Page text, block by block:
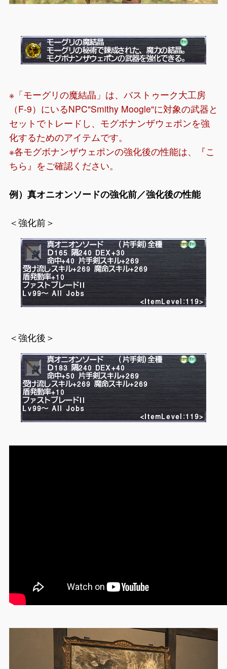
※「モーグリの魔結晶」は、バストゥーク大工房
（F-9）にいるNPC"Smithy Moogle"に対象の武器と
セットでトレードし、モグボナンザウェポンを強
化するためのアイテムです。
※各モグボナンザウェポンの強化後の性能は、『こ
ちら 』をご確認ください。
例）真オニオンソードの強化前／強化後の性能
＜強化前＞
＜強化後＞